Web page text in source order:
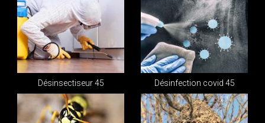
Désinsectiseur 45 Désinfection covid 45